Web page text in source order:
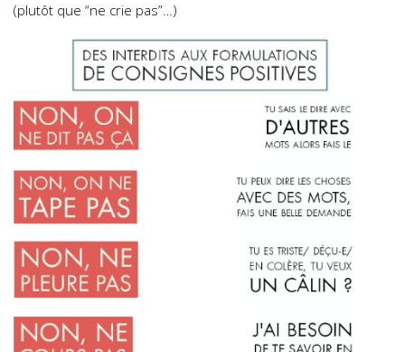
(plutôt que “ne crie pas”…)